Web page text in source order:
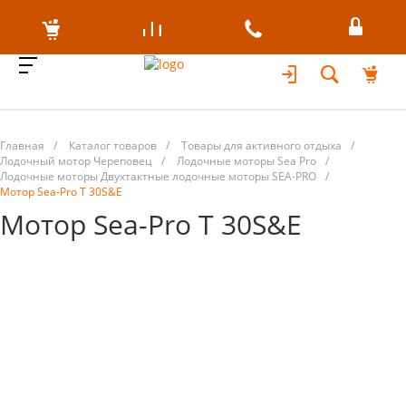
Главная / Каталог товаров / Товары для активного отдыха
/
Лодочный мотор Череповец / Лодочные моторы Sea Pro /
Лодочные моторы Двухтактные лодочные моторы SEA-PRO /
Мотор Sea-Pro T 30S&E
Мотор Sea-Pro T 30S&E